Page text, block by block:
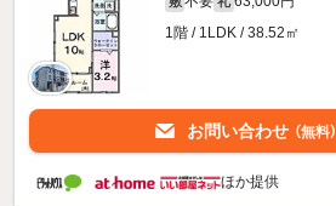
1階 / 1LDK / 38.52㎡
お問い合わせ （無料）
ほか提供